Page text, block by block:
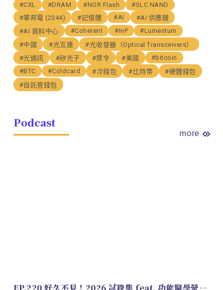
#CXL
#DRAM #NOR Flash
#SLC NAND
#華邦電 (2344)
#記憶體 #AI
#AI 供應鏈
#AI 資料中心
#Coherent #InP
#Lumentum
#中國
#光互連
#光收發器（Optical Transceivers）
#光通訊
#矽光子 #禁令 #美國
#bitcoin
#BTC
#Coldcard #冷錢包 #比特幣
#硬體錢包
#自託管錢包
Podcast
more
EP.220 好久不見！2026 試錄集 feat. 功能醫學營養師 美寶